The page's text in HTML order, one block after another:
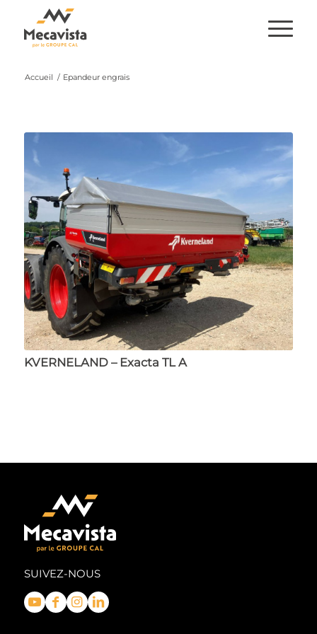
Accueil / Epandeur engrais
KVERNELAND – Exacta TL A
SUIVEZ-NOUS